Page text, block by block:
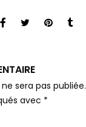
sera pas publiée.
avec *